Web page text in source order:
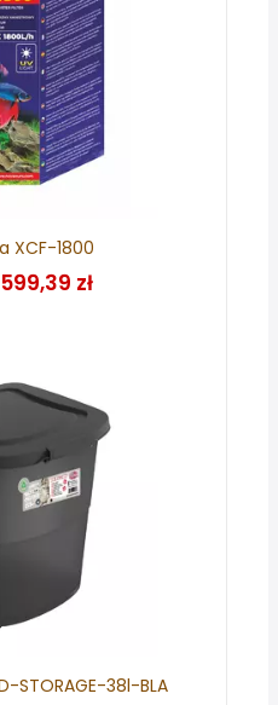
XCF-1800
599,39 zł
STORAGE-38l-BLA